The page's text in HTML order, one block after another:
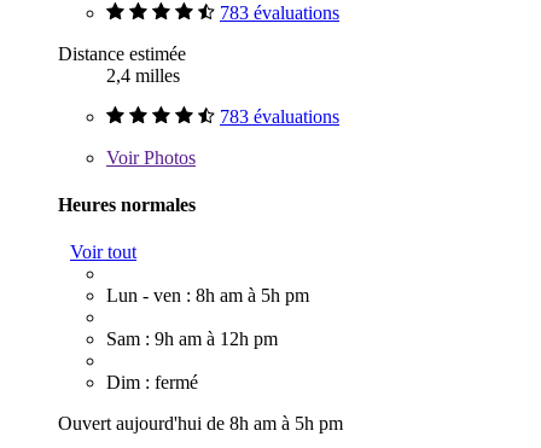
783 évaluations
Distance estimée
2,4 milles
783 évaluations
VoirPhotos
Heures normales
Voir tout
Lun - ven : 8h am à 5h pm
Sam : 9h am à 12h pm
Dim : fermé
Ouvert aujourd'hui de 8h am à 5h pm